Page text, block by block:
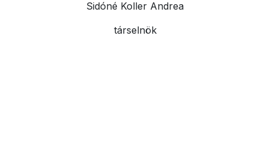
Sidóné Koller Andrea
társelnök